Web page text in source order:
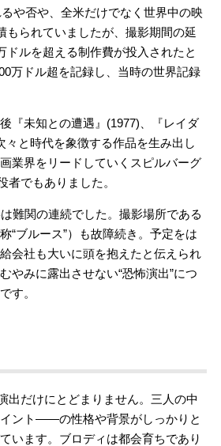
や否や、全米だけでなく世界中の映
もられていましたが、撮影期間の延
ルを超える制作費が投入されたと
万ドル超を記録し、当時の世界記録
『未知との遭遇』(1977)、『レイダ
々と時代を象徴する作品を生み出し
業界をリードしていくスピルバーグ
でもありました。
難関の連続でした。撮影場所である
“ブルース”）も故障続き。予定をは
会社も大いに頭を抱えたと伝えられ
やみに露出させない“恐怖演出”につ
す。
出だけにとどまりません。三人の中
ント——の性格や背景がしっかりと
います。ブロディは都会育ちであり